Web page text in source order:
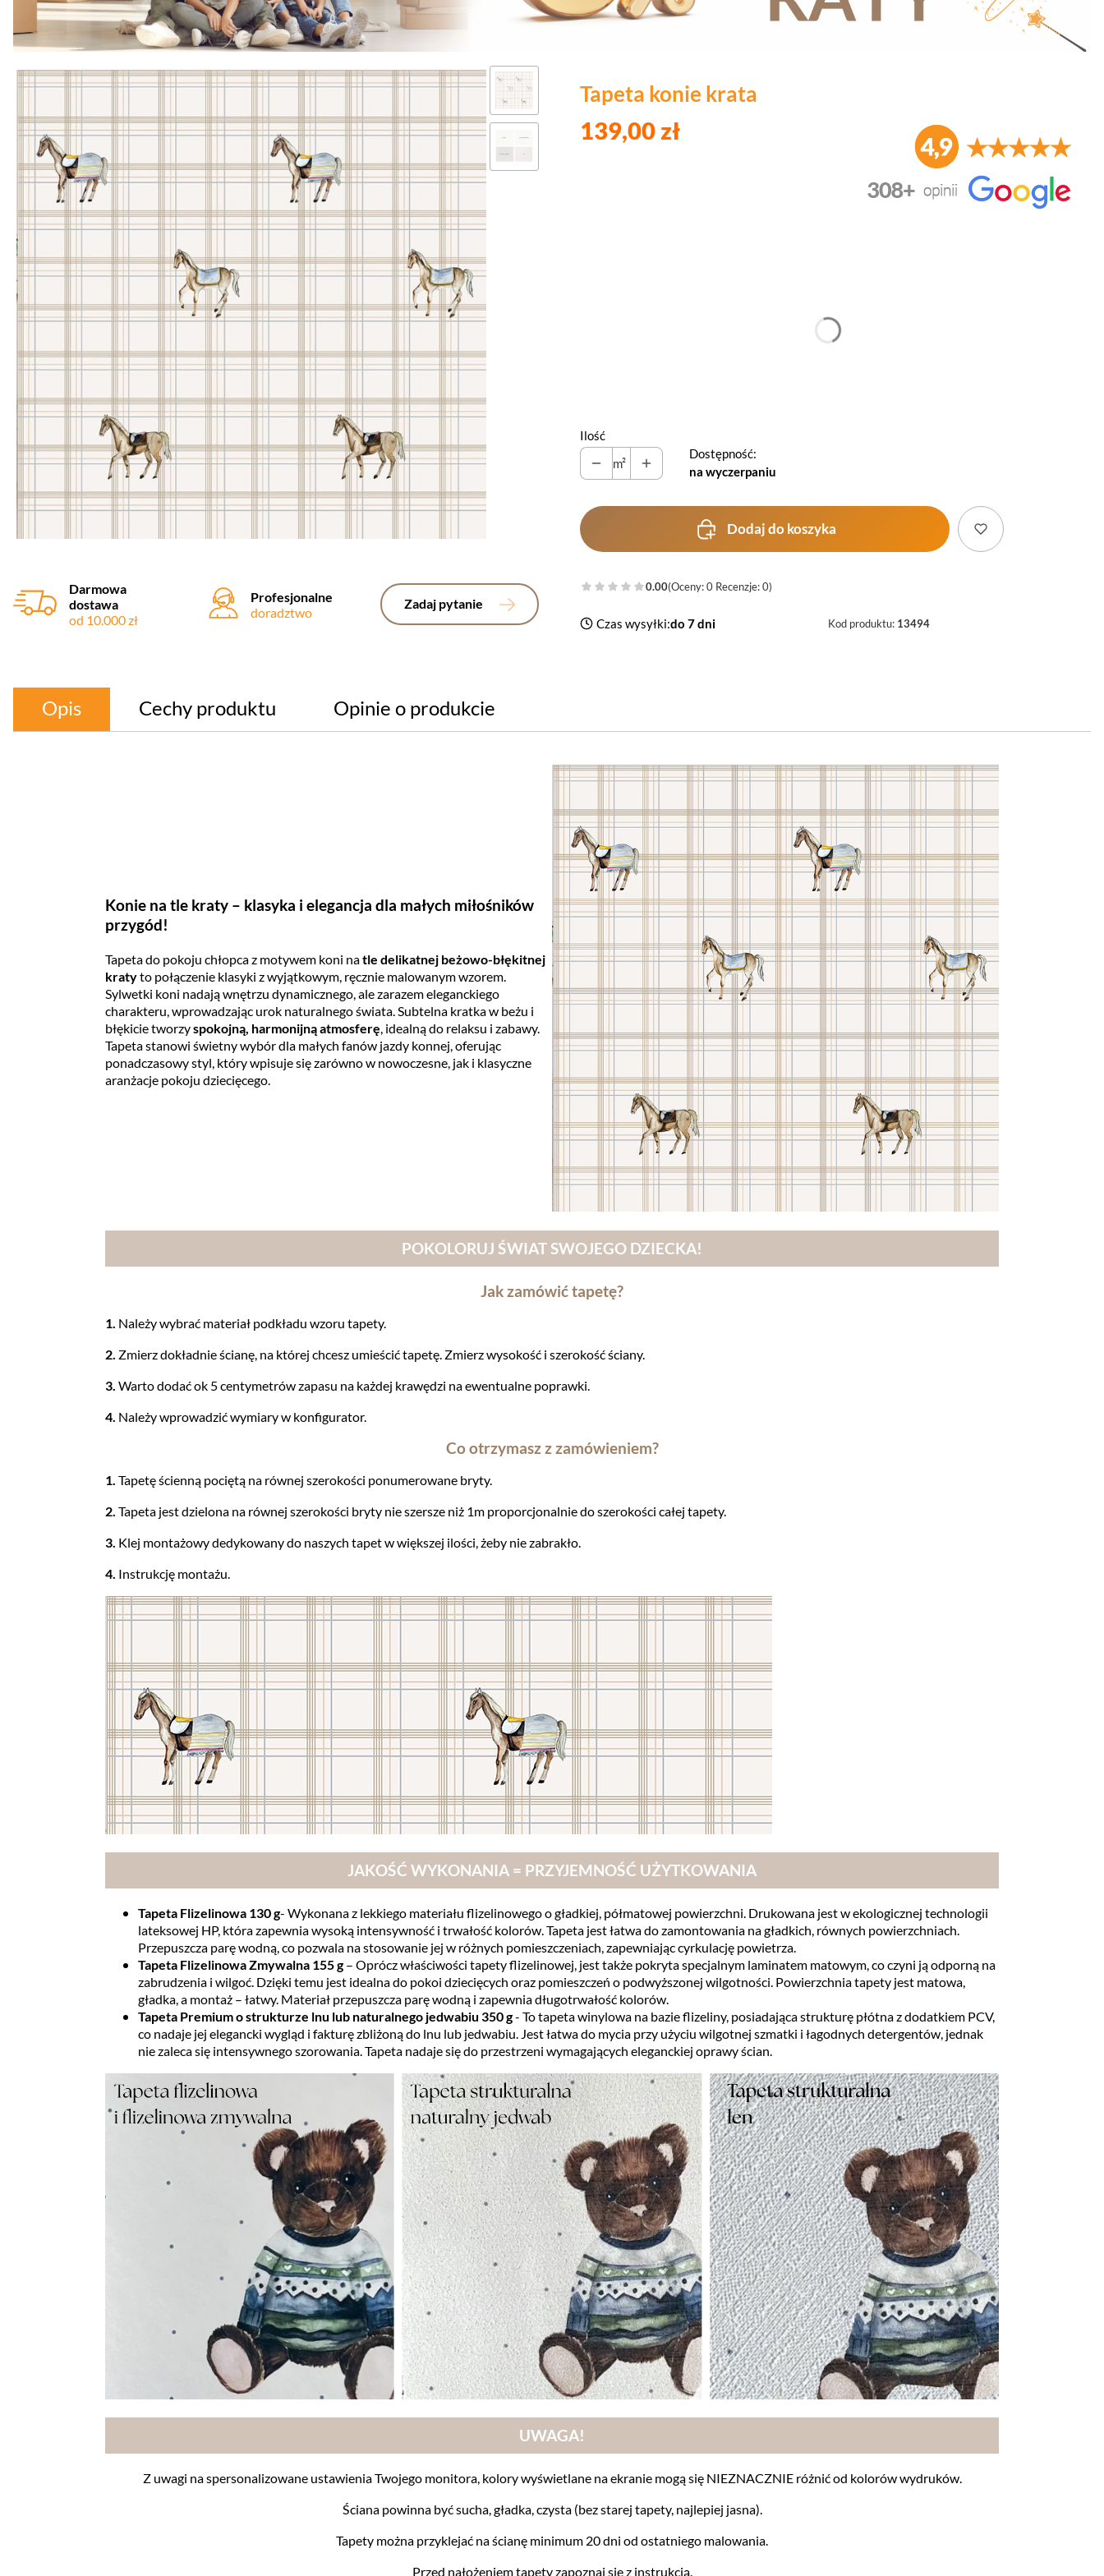
Darmowa
dostawa
od 10.000 zł
Profesjonalne
doradztwo
Zadaj pytanie
Tapeta konie krata
139,00 zł
Ilość
m²
Dostępność:
na wyczerpaniu
Dodaj do koszyka
0.00(Oceny: 0 Recenzje: 0)
Czas wysyłki:do 7 dni Kod produktu: 13494
Opis Cechy produktu Opinie o produkcie
Konie na tle kraty – klasyka i elegancja dla małych miłośników
przygód!
Tapeta do pokoju chłopca z motywem koni natle delikatnej beżowo-błękitnej
kratyto połączenie klasyki z wyjątkowym, ręcznie malowanym wzorem.
Sylwetki koni nadają wnętrzu dynamicznego, ale zarazem eleganckiego
charakteru, wprowadzając urok naturalnego świata. Subtelna kratka w beżu i
błękicie tworzyspokojną, harmonijną atmosferę , idealną do relaksu i zabawy.
Tapeta stanowi świetny wybór dla małych fanów jazdy konnej, oferując
ponadczasowy styl, który wpisuje się zarówno w nowoczesne, jak i klasyczne
aranżacje pokoju dziecięcego.
POKOLORUJ ŚWIAT SWOJEGO DZIECKA!
Jak zamówić tapetę?
1. Należy wybrać materiał podkładu wzoru tapety.
2. Zmierz dokładnie ścianę, na której chcesz umieścić tapetę. Zmierz wysokość i szerokość ściany.
3. Warto dodać ok 5 centymetrów zapasu na każdej krawędzi na ewentualne poprawki.
4. Należy wprowadzić wymiary w konfigurator.
Co otrzymasz z zamówieniem?
1. Tapetę ścienną pociętą na równej szerokości ponumerowane bryty.
2. Tapeta jest dzielona na równej szerokości bryty nie szersze niż 1m proporcjonalnie do szerokości całej tapety.
3. Klej montażowy dedykowany do naszych tapet w większej ilości, żeby nie zabrakło.
4. Instrukcję montażu.
JAKOŚĆ WYKONANIA = PRZYJEMNOŚĆ UŻYTKOWANIA
Tapeta Flizelinowa 130 g- Wykonana z lekkiego materiału flizelinowego o gładkiej, półmatowej powierzchni. Drukowana jest w ekologicznej technologii
lateksowej HP, która zapewnia wysoką intensywność i trwałość kolorów. Tapeta jest łatwa do zamontowania na gładkich, równych powierzchniach.
Przepuszcza parę wodną, co pozwala na stosowanie jej w różnych pomieszczeniach, zapewniając cyrkulację powietrza.
Tapeta Flizelinowa Zmywalna 155 g– Oprócz właściwości tapety flizelinowej, jest także pokryta specjalnym laminatem matowym, co czyni ją odporną na
zabrudzenia i wilgoć. Dzięki temu jest idealna do pokoi dziecięcych oraz pomieszczeń o podwyższonej wilgotności. Powierzchnia tapety jest matowa,
gładka, a montaż – łatwy. Materiał przepuszcza parę wodną i zapewnia długotrwałość kolorów.
Tapeta Premium o strukturze lnu lub naturalnego jedwabiu 350 g- To tapeta winylowa na bazie flizeliny, posiadająca strukturę płótna z dodatkiem PCV,
co nadaje jej elegancki wygląd i fakturę zbliżoną do lnu lub jedwabiu. Jest łatwa do mycia przy użyciu wilgotnej szmatki i łagodnych detergentów, jednak
nie zaleca się intensywnego szorowania. Tapeta nadaje się do przestrzeni wymagających eleganckiej oprawy ścian.
UWAGA!
Z uwagi na spersonalizowane ustawienia Twojego monitora, kolory wyświetlane na ekranie mogą się NIEZNACZNIE różnić od kolorów wydruków.
Ściana powinna być sucha, gładka, czysta (bez starej tapety, najlepiej jasna).
Tapety można przyklejać na ścianę minimum 20 dni od ostatniego malowania.
Przed nałożeniem tapety zapoznaj się z instrukcją.